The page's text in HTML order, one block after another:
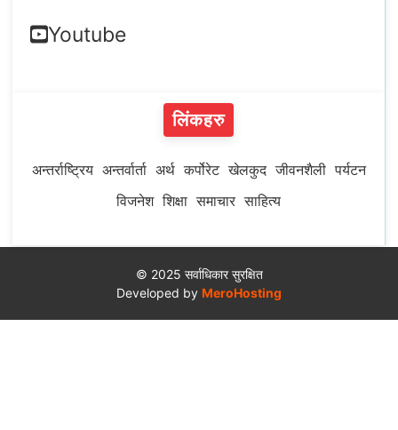
Youtube
लिंकहरु
अन्तर्राष्ट्रिय अन्तर्वार्ता अर्थ कर्पोरेट खेलकुद जीवनशैली पर्यटन
विजनेश शिक्षा समाचार साहित्य
© 2025 सर्वाधिकार सुरक्षित
Developed by MeroHosting